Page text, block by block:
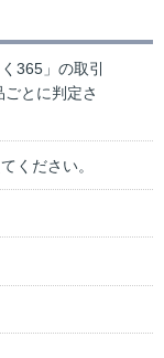
365」の取引
とに判定さ
ください。